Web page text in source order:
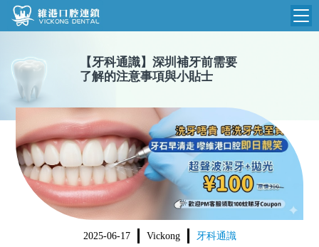
維港首頁
品牌介紹
環境設備
醫院新聞
收費標準
N
收費總表
植牙收費
根管收費
美學收費
醫生團隊
門診時間
【 牙科通識】 深圳補牙前需要
了解的注意事項與小貼士
2025-06-17 Vickong 牙科通識